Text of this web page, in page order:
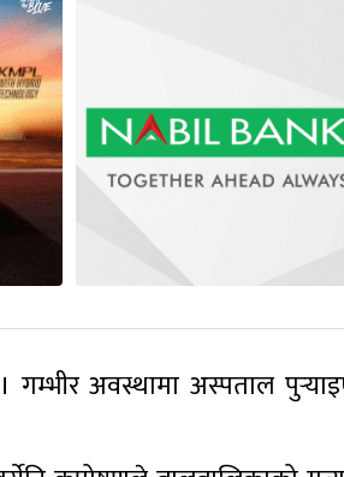
अवस्थामा अस्पताल